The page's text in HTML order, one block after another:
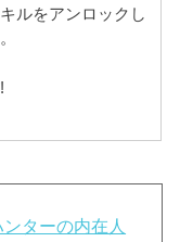
ルをアンロックし
ターの内在人